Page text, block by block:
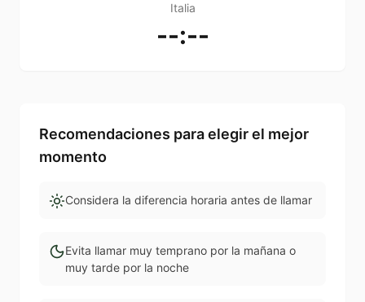
Italia
--:--
Recomendaciones para elegir el mejor
momento
Considera la diferencia horaria antes de llamar
Evita llamar muy temprano por la mañana o
muy tarde por la noche